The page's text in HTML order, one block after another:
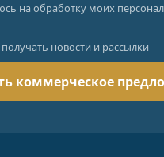
на обработку моих
получать новости и рассылки